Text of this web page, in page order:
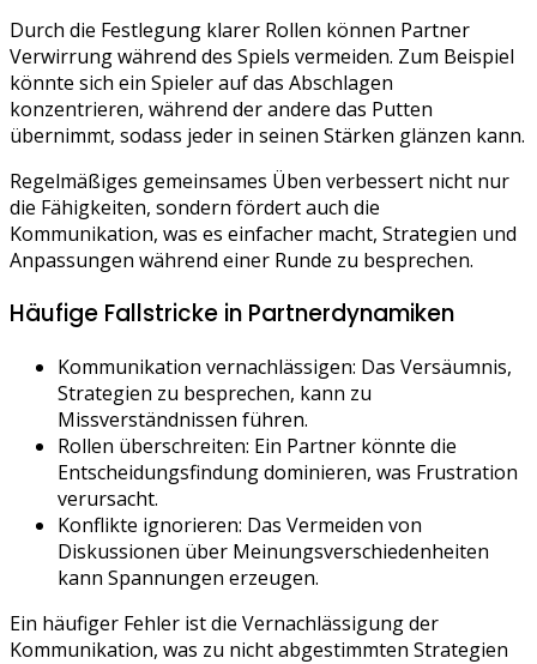
Durch die Festlegung klarer Rollen können Partner
Verwirrung während des Spiels vermeiden. Zum Beispiel
könnte sich ein Spieler auf das Abschlagen
konzentrieren, während der andere das Putten
übernimmt, sodass jeder in seinen Stärken glänzen kann.
Regelmäßiges gemeinsames Üben verbessert nicht nur
die Fähigkeiten, sondern fördert auch die
Kommunikation, was es einfacher macht, Strategien und
Anpassungen während einer Runde zu besprechen.
Häufige Fallstricke in Partnerdynamiken
Kommunikation vernachlässigen: Das Versäumnis,
Strategien zu besprechen, kann zu
Missverständnissen führen.
Rollen überschreiten: Ein Partner könnte die
Entscheidungsfindung dominieren, was Frustration
verursacht.
Konflikte ignorieren: Das Vermeiden von
Diskussionen über Meinungsverschiedenheiten
kann Spannungen erzeugen.
Ein häufiger Fehler ist die Vernachlässigung der
Kommunikation, was zu nicht abgestimmten Strategien